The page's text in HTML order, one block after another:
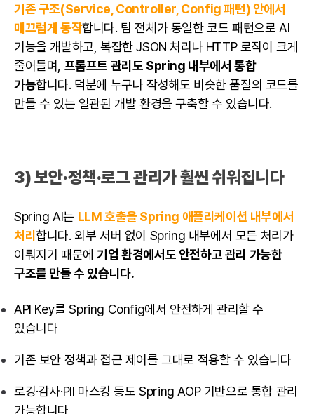
기존 구조(Service, Controller, Config 패턴) 안에서
매끄럽게 동작합니다. 팀 전체가 동일한 코드 패턴으로 AI
기능을 개발하고, 복잡한 JSON 처리나 HTTP 로직이 크게
줄어들며, 프롬프트 관리도 Spring 내부에서 통합
가능합니다. 덕분에 누구나 작성해도 비슷한 품질의 코드를
만들 수 있는 일관된 개발 환경을 구축할 수 있습니다.
3) 보안·정책·로그 관리가 훨씬 쉬워집니다
Spring AI는 LLM호출을 Spring 애플리케이션 내부에서
처리합니다. 외부 서버 없이 Spring 내부에서 모든 처리가
이뤄지기 때문에기업 환경에서도 안전하고 관리 가능한
구조를 만들 수 있습니다.
API Key를 Spring Config에서 안전하게 관리할 수
있습니다
기존 보안 정책과 접근 제어를 그대로 적용할 수 있습니다
로깅·감사·PII 마스킹 등도 Spring AOP 기반으로 통합 관리
가능합니다